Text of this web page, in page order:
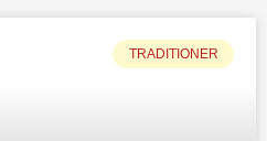
TRADITIONER